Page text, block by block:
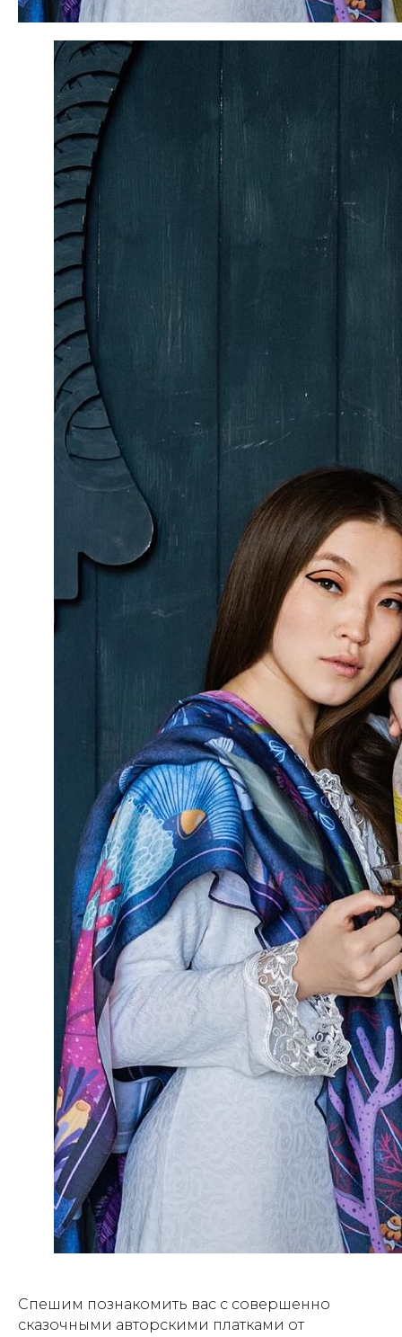
Спешим познакомить вас с совершенно
сказочными авторскими платками от